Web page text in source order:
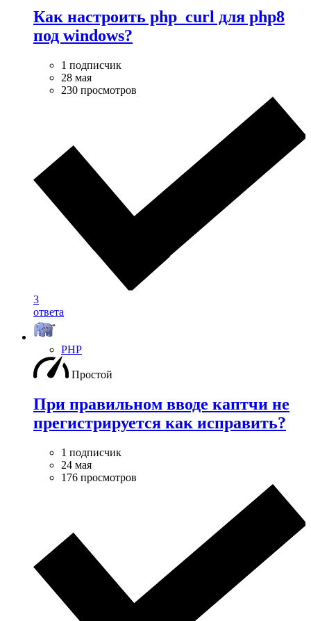
Как настроить php_curl для php8
под windows?
1 подписчик
28 мая
230 просмотров
3
ответа
PHP
Простой
При правильном вводе каптчи не
прегистрируется как исправить?
1 подписчик
24 мая
176 просмотров